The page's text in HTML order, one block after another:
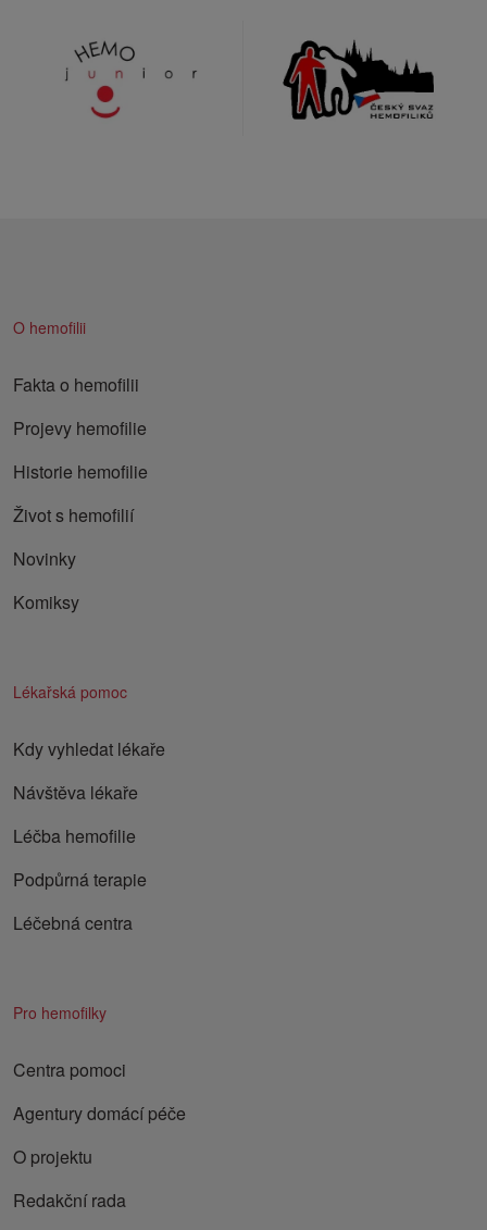
O hemofilii
Fakta o hemofilii
Projevy hemofilie
Historie hemofilie
Život s hemofilií
Novinky
Komiksy
Lékařská pomoc
Kdy vyhledat lékaře
Návštěva lékaře
Léčba hemofilie
Podpůrná terapie
Léčebná centra
Pro hemofilky
Centra pomoci
Agentury domácí péče
O projektu
Redakční rada